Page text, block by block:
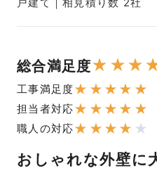
総合満足度★ ★★
工事満足度★ ★ ★ ★ ★
担当者対応★ ★ ★ ★ ★
職人の対応★ ★ ★ ★ ★
おしゃれな外壁に